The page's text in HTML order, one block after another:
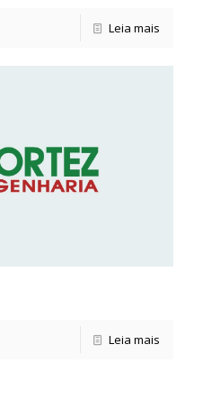
Leia mais
Leia mais